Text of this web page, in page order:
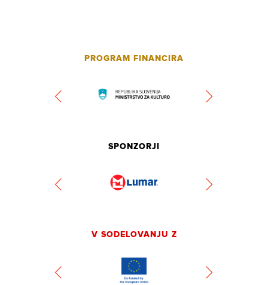
PROGRAM FINANCIRA
SPONZORJI
V SODELOVANJU Z